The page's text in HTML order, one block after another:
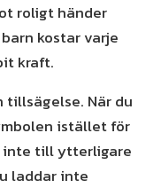
roligt händer
kostar varje
kraft.
tillsägelse. När du
istället för
inte till ytterligare
laddar inte